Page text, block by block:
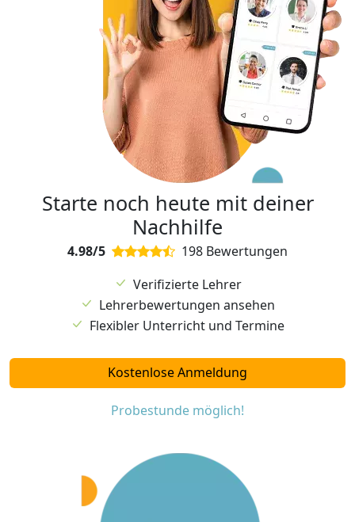
Starte noch heute mit deiner
Nachhilfe
4.98/5
198 Bewertungen
Verifizierte Lehrer
Lehrerbewertungen ansehen
Flexibler Unterricht und Termine
Kostenlose Anmeldung
Probestunde möglich!